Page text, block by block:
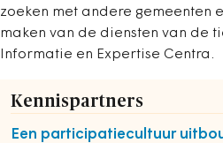
zoeken met andere gemeenten
maken van de diensten van de
Informatie en Expertise Centra.
Kennispartners
Een participatiecultuur